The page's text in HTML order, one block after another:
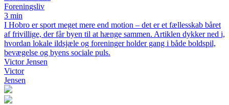
Foreningsliv
3 min
I Hobro er sport meget mere end motion – det er et fællesskab båret
af frivillige, der får byen til at hænge sammen. Artiklen dykker ned i,
hvordan lokale ildsjæle og foreninger holder gang i både boldspil,
bevægelse og byens sociale puls.
Victor Jensen
Victor
Jensen